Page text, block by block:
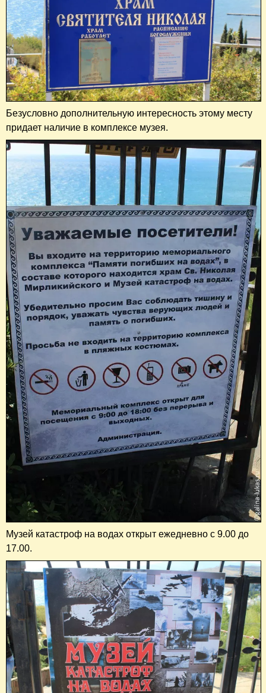
Безусловно дополнительную интересность этому месту
придает наличие в комплексе музея.
Музей катастроф на водах открыт ежедневно с 9.00 до
17.00.